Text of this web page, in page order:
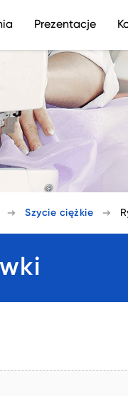
Prezentacje
Szycie ciężkie